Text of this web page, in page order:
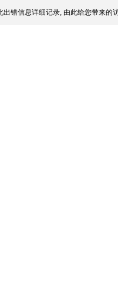
错信息详细记录, 由此给您带来的